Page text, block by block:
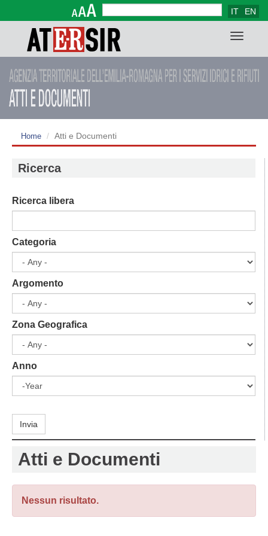
Search form
IT EN
Toggle
Home Atti e Documenti
Ricerca
Ricerca libera
Categoria
Argomento
Zona Geografica
Anno
Invia
Atti e Documenti
Nessun risultato.